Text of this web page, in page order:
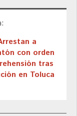
a
con orden
tras
en Toluca